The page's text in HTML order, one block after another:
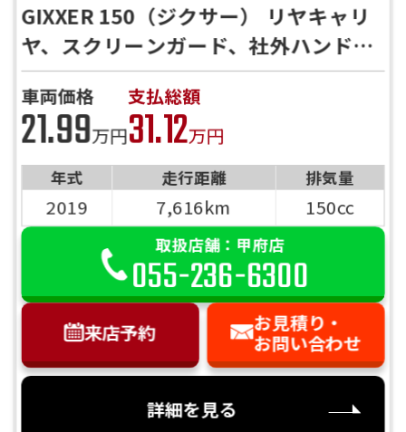
GIXXER 150（ジクサー） リヤキャリ
ヤ、スクリーンガード、社外ハンドル
★商談予約お待ちしております！
車両価格
21.99万円
支払総額
31.12万円
年式 走行距離 排気量
2019 7,616km 150cc
取扱店舗：甲府店
055-236-6300
来店予約
お見積り・
お問い合わせ
詳細を見る